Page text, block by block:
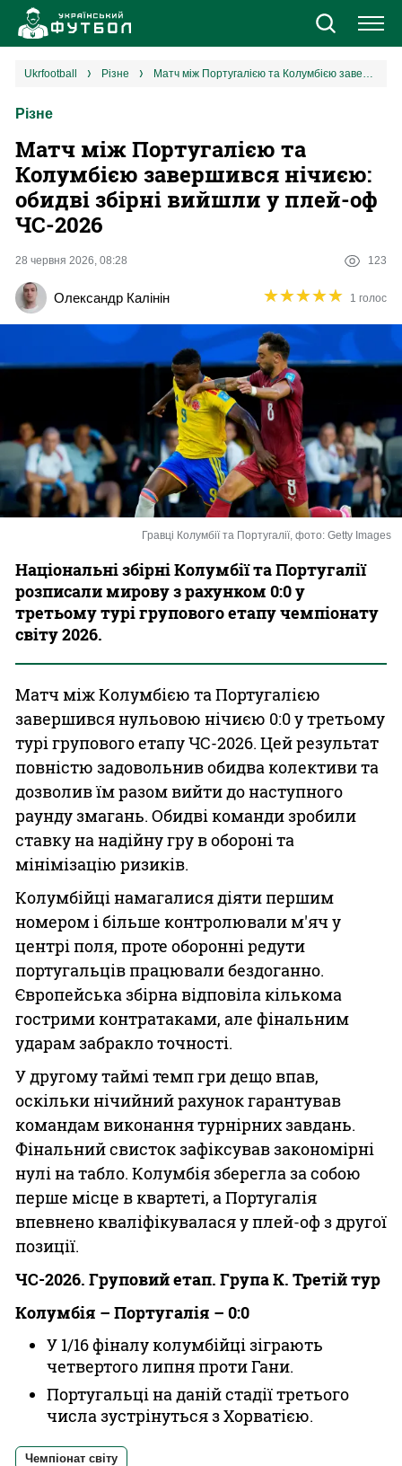
Новини
Єврокубки
УПЛ
Різне
Букмекери
Казино
ukrfootball різне Матч між Португалією та Колумбією завершився нічиєю: обидві збірні вийшли у плей-оф ЧС-2026
Різне
Матч між Португалією та
Колумбією завершився нічиєю:
обидві збірні вийшли у плей-оф
ЧС-2026
28 червня 2026, 08:28 123
Олександр Калінін ★★★★★
★★★★★ 1 голос
Гравці Колумбії та Португалії, фото: Getty Images
Національні збірні Колумбії та Португалії
розписали мирову з рахунком 0:0 у
третьому турі групового етапу чемпіонату
світу 2026.
Матч між Колумбією та Португалією
завершився нульовою нічиєю 0:0 у третьому
турі групового етапу ЧС-2026. Цей результат
повністю задовольнив обидва колективи та
дозволив їм разом вийти до наступного
раунду змагань. Обидві команди зробили
ставку на надійну гру в обороні та
мінімізацію ризиків.
Колумбійці намагалися діяти першим
номером і більше контролювали м'яч у
центрі поля, проте оборонні редути
португальців працювали бездоганно.
Європейська збірна відповіла кількома
гострими контратаками, але фінальним
ударам забракло точності.
У другому таймі темп гри дещо впав,
оскільки нічийний рахунок гарантував
командам виконання турнірних завдань.
Фінальний свисток зафіксував закономірні
нулі на табло. Колумбія зберегла за собою
перше місце в квартеті, а Португалія
впевнено кваліфікувалася у плей-оф з другої
позиції.
ЧС-2026. Груповий етап. Група К. Третій тур
Колумбія – Португалія – 0:0
У 1/16 фіналу колумбійці зіграють
четвертого липня проти Гани.
Португальці на даній стадії третього
числа зустрінуться з Хорватією.
Чемпіонат світу